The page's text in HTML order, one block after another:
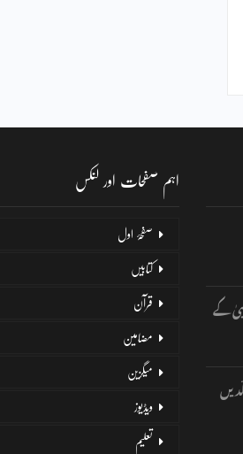
کے
اہم صفحات اور لنکس
صفحۂ اول
کتابیں
قرآن
مضامین
میگزین
ویڈیوز
تعلیم